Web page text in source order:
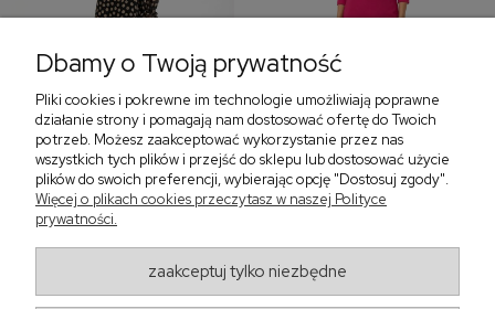
Sukienka z falbaną i
bufiastym rękawem w
405,30 zł
Sukienka z dekoltem w
299,00 zł
‹
Dbamy o Twoją prywatność
Pliki cookies i pokrewne im technologie umożliwiają poprawne
działanie strony i pomagają nam dostosować ofertę do Twoich
potrzeb. Możesz zaakceptować wykorzystanie przez nas
wszystkich tych plików i przejść do sklepu lub dostosować użycie
plików do swoich preferencji, wybierając opcję "Dostosuj zgody".
Więcej o plikach cookies przeczytasz w naszej Polityce
prywatności.
zaakceptuj tylko niezbędne